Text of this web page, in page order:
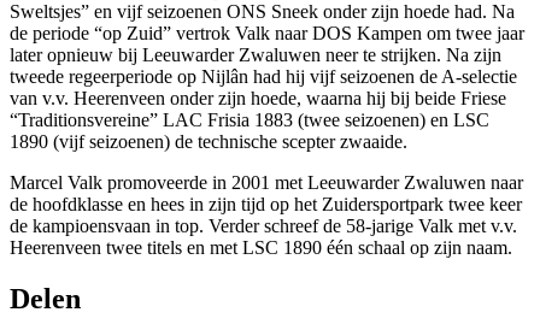
Sweltsjes” en vijf seizoenen ONS Sneek onder zijn hoede had. Na
de periode “op Zuid” vertrok Valk naar DOS Kampen om twee jaar
later opnieuw bij Leeuwarder Zwaluwen neer te strijken. Na zijn
tweede regeerperiode op Nijlân had hij vijf seizoenen de A-selectie
van v.v. Heerenveen onder zijn hoede, waarna hij bij beide Friese
“Traditionsvereine” LAC Frisia 1883 (twee seizoenen) en LSC
1890 (vijf seizoenen) de technische scepter zwaaide.
Marcel Valk promoveerde in 2001 met Leeuwarder Zwaluwen naar
de hoofdklasse en hees in zijn tijd op het Zuidersportpark twee keer
de kampioensvaan in top. Verder schreef de 58-jarige Valk met v.v.
Heerenveen twee titels en met LSC 1890 één schaal op zijn naam.
Delen